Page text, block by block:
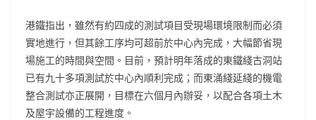
港鐵指出，雖然有約四成的測試項目受現場環境限制而必須
實地進行，但其餘工序均可超前於中心內完成，大幅節省現
場施工的時間與空間。目前，預計明年落成的東鐵綫古洞站
已有九十多項測試於中心內順利完成；而東涌綫延綫的機電
整合測試亦正展開，目標在六個月內辦妥，以配合各項土木
及屋宇設備的工程進度。